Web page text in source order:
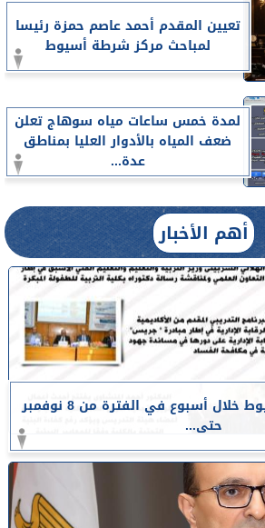
تعيين المقدم أحمد عاصم حمزة رئيسا
لمباحث مركز شرطة أسيوط
لمدة خمس ساعات مياه سوهاج تعلن
ضعف المياه بالأدوار العليا بمناطق
عدة...
أهم الأخبار
أبرز أخبار جامعة أسيوط خلال أسبوع في الفترة من 8 نوفمبر
حتى...